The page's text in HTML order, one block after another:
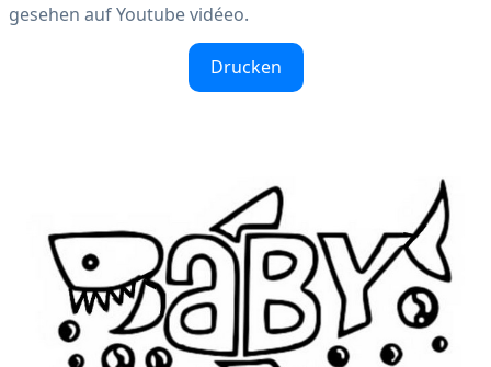
gesehen auf Youtube vidéeo.
Drucken